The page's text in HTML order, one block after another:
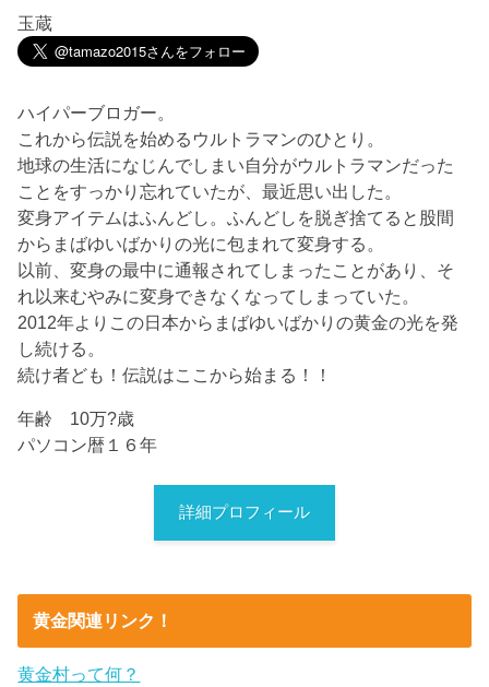
玉蔵
ハイパーブロガー。
これから伝説を始めるウルトラマンのひとり。
地球の生活になじんでしまい自分がウルトラマンだった
ことをすっかり忘れていたが、最近思い出した。
変身アイテムはふんどし。ふんどしを脱ぎ捨てると股間
からまばゆいばかりの光に包まれて変身する。
以前、変身の最中に通報されてしまったことがあり、そ
れ以来むやみに変身できなくなってしまっていた。
2012年よりこの日本からまばゆいばかりの黄金の光を発
し続ける。
続け者ども！伝説はここから始まる！！
年齢 10万?歳
パソコン暦１６年
詳細プロフィール
黄金関連リンク！
黄金村って何？